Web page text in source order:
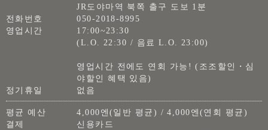
JR도야마역 북쪽 출구 도보 1분
전화번호
050-2018-8995
영업시간
17:00~23:30
(L.O. 22:30 / 음료 L.O. 23:00)
영업시간 전에도 연회 가능! (조조할인・심
야할인 혜택 있음)
정기휴일
없음
평균 예산
4,000엔(일반 평균) / 4,000엔(연회 평균)
결제
신용카드